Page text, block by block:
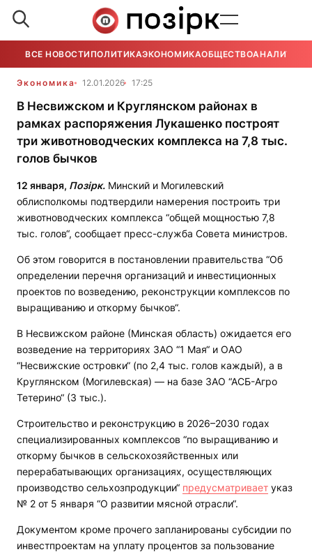
ВСЕ НОВОСТИ ПОЛИТИКАЭКОНОМИКАОБЩЕСТВОАНАЛИТИКА
Экономика 12.01.2026 17:25
В Несвижском и Круглянском районах в
рамках распоряжения Лукашенко построят
три животноводческих комплекса на 7,8 тыс.
голов бычков
12 января, Позірк. Минский и Могилевский
облисполкомы подтвердили намерения построить три
животноводческих комплекса “общей мощностью 7,8
тыс. голов“, сообщает пресс-служба Совета министров.
Об этом говорится в постановлении правительства “Об
определении перечня организаций и инвестиционных
проектов по возведению, реконструкции комплексов по
выращиванию и откорму бычков“.
В Несвижском районе (Минская область) ожидается его
возведение на территориях ЗАО “1 Мая“ и ОАО
“Несвижские островки“ (по 2,4 тыс. голов каждый), а в
Круглянском (Могилевская) — на базе ЗАО “АСБ-Агро
Тетерино“ (3 тыс.).
Строительство и реконструкцию в 2026–2030 годах
специализированных комплексов “по выращиванию и
откорму бычков в сельскохозяйственных или
перерабатывающих организациях, осуществляющих
производство сельхозпродукции“ предусматривает указ
№ 2 от 5 января “О развитии мясной отрасли“.
Документом кроме прочего запланированы субсидии по
инвестпроектам на уплату процентов за пользование